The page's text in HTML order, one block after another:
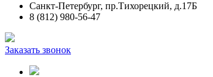
Санкт-Петербург, пр.Тихорецкий, д.17Б
8 (812) 980-56-47
Заказать звонок